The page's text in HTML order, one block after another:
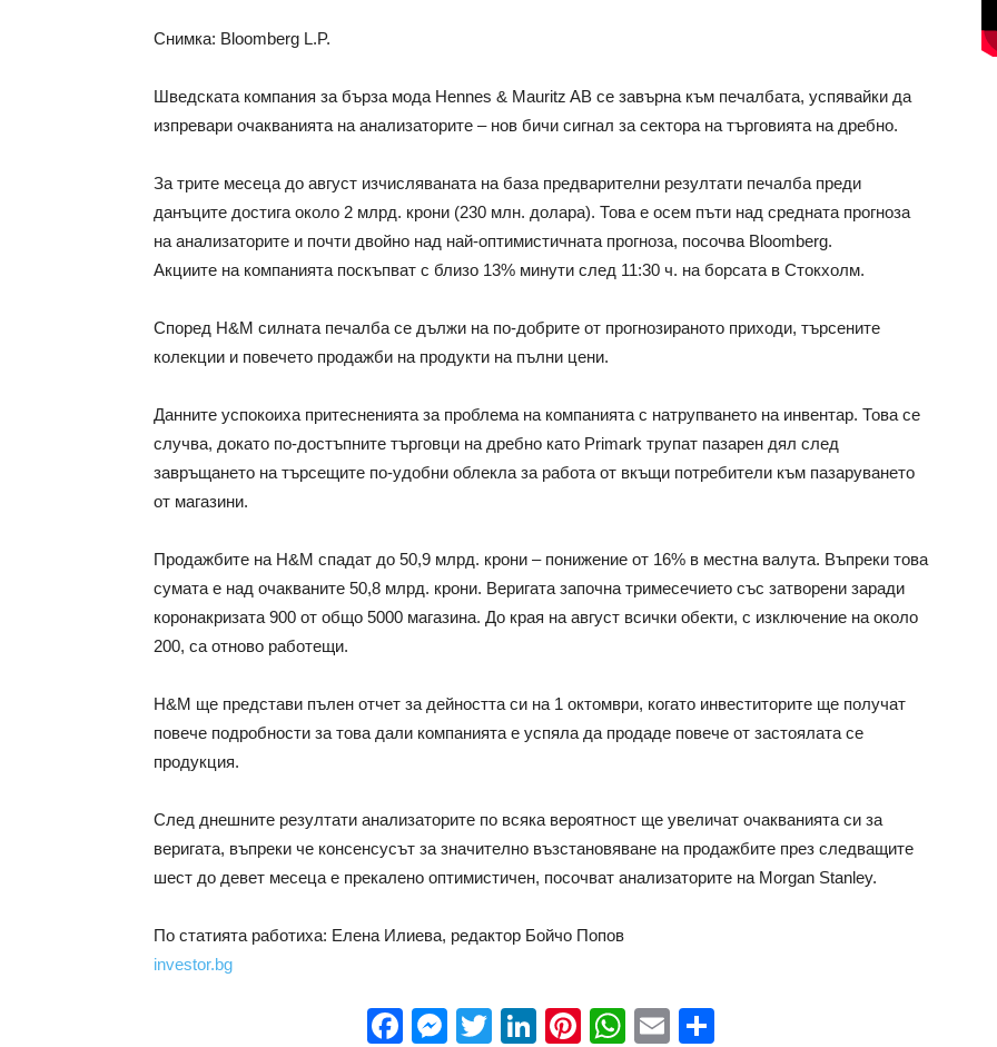
Снимка: Bloomberg L.P.
Шведската компания за бърза мода Hennes & Mauritz AB се завърна към печалбата, успявайки да
изпревари очакванията на анализаторите – нов бичи сигнал за сектора на търговията на дребно.
За трите месеца до август изчисляваната на база предварителни резултати печалба преди
данъците достига около 2 млрд. крони (230 млн. долара). Това е осем пъти над средната прогноза
на анализаторите и почти двойно над най-оптимистичната прогноза, посочва Bloomberg.
Акциите на компанията поскъпват с близо 13% минути след 11:30 ч. на борсата в Стокхолм.
Според H&M силната печалба се дължи на по-добрите от прогнозираното приходи, търсените
колекции и повечето продажби на продукти на пълни цени.
Данните успокоиха притесненията за проблема на компанията с натрупването на инвентар. Това се
случва, докато по-достъпните търговци на дребно като Primark трупат пазарен дял след
завръщането на търсещите по-удобни облекла за работа от вкъщи потребители към пазаруването
от магазини.
Продажбите на H&M спадат до 50,9 млрд. крони – понижение от 16% в местна валута. Въпреки това
сумата е над очакваните 50,8 млрд. крони. Веригата започна тримесечието със затворени заради
коронакризата 900 от общо 5000 магазина. До края на август всички обекти, с изключение на около
200, са отново работещи.
H&M ще представи пълен отчет за дейността си на 1 октомври, когато инвеститорите ще получат
повече подробности за това дали компанията е успяла да продаде повече от застоялата се
продукция.
След днешните резултати анализаторите по всяка вероятност ще увеличат очакванията си за
веригата, въпреки че консенсусът за значително възстановяване на продажбите през следващите
шест до девет месеца е прекалено оптимистичен, посочват анализаторите на Morgan Stanley.
По статията работиха: Елена Илиева, редактор Бойчо Попов
investor.bg
Facebook
Messenger
Twitter
LinkedIn
Pinterest
WhatsApp
Email